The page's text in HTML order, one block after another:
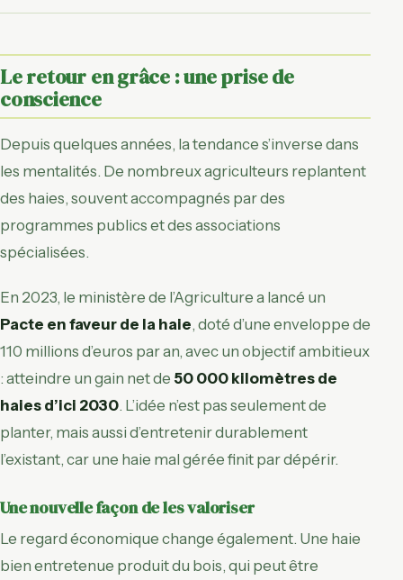
Le retour en grâce : une prise de
conscience
Depuis quelques années, la tendance s’inverse dans
les mentalités. De nombreux agriculteurs replantent
des haies, souvent accompagnés par des
programmes publics et des associations
spécialisées.
En 2023, le ministère de l’Agriculture a lancé un
Pacte en faveur de la haie, doté d’une enveloppe de
110 millions d’euros par an, avec un objectif ambitieux
: atteindre un gain net de 50 000 kilomètres de
haies d’ici 2030. L’idée n’est pas seulement de
planter, mais aussi d’entretenir durablement
l’existant, car une haie mal gérée finit par dépérir.
Une nouvelle façon de les valoriser
Le regard économique change également. Une haie
bien entretenue produit du bois, qui peut être